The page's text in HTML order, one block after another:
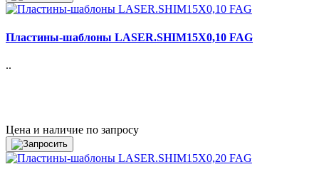
Пластины-шаблоны LASER.SHIM15X0,10 FAG
..
Цена и наличие по запросу